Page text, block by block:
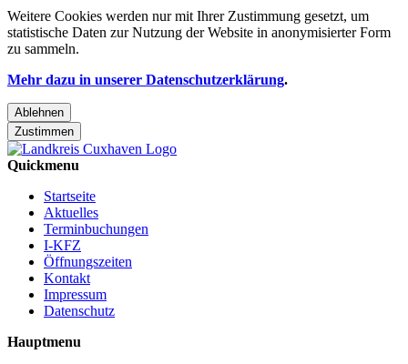
Weitere Cookies werden nur mit Ihrer Zustimmung gesetzt, um
statistische Daten zur Nutzung der Website in anonymisierter Form
zu sammeln.
Mehr dazu in unserer Datenschutzerklärung.
Ablehnen
Zustimmen
Quickmenu
Startseite
Aktuelles
Terminbuchungen
I-KFZ
Öffnungszeiten
Kontakt
Impressum
Datenschutz
Hauptmenu